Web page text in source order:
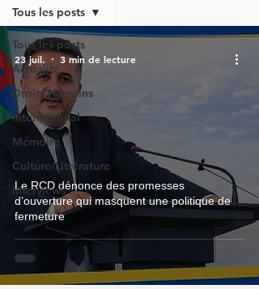
Tous les posts
Actualité
Droits Humains
International
Mémoire
Culture/Littérature
Interviews
Tous les posts
Le RCD dénonce des promesses
d’ouverture qui masquent une politique de
fermeture
23 juil. 3 min de lecture